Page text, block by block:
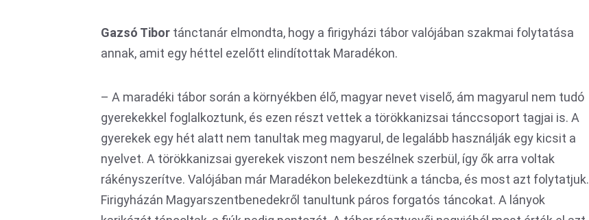
Gazsó Tibor tánctanár elmondta, hogy a firigyházi tábor valójában szakmai folytatása
annak, amit egy héttel ezelőtt elindítottak Maradékon.
– A maradéki tábor során a környékben élő, magyar nevet viselő, ám magyarul nem tudó
gyerekekkel foglalkoztunk, és ezen részt vettek a törökkanizsai tánccsoport tagjai is. A
gyerekek egy hét alatt nem tanultak meg magyarul, de legalább használják egy kicsit a
nyelvet. A törökkanizsai gyerekek viszont nem beszélnek szerbül, így ők arra voltak
rákényszerítve. Valójában már Maradékon belekezdtünk a táncba, és most azt folytatjuk.
Firigyházán Magyarszentbenedekről tanultunk páros forgatós táncokat. A lányok